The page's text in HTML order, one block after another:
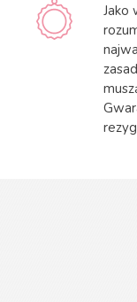
Jako